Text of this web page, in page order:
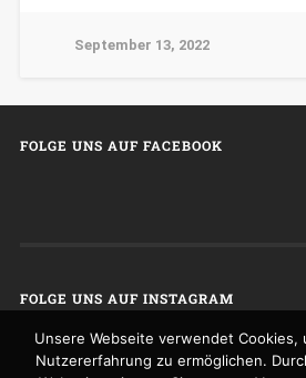
September 13, 2022
FOLGE UNS AUF FACEBOOK
FOLGE UNS AUF INSTAGRAM
Unsere Webseite verwendet Cookies,
Nutzererfahrung zu ermöglichen.